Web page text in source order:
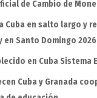
de Cambio de
Cuba en salto largo y
en Santo Domingo 2026
en Cuba Sistema
Cuba y Granada